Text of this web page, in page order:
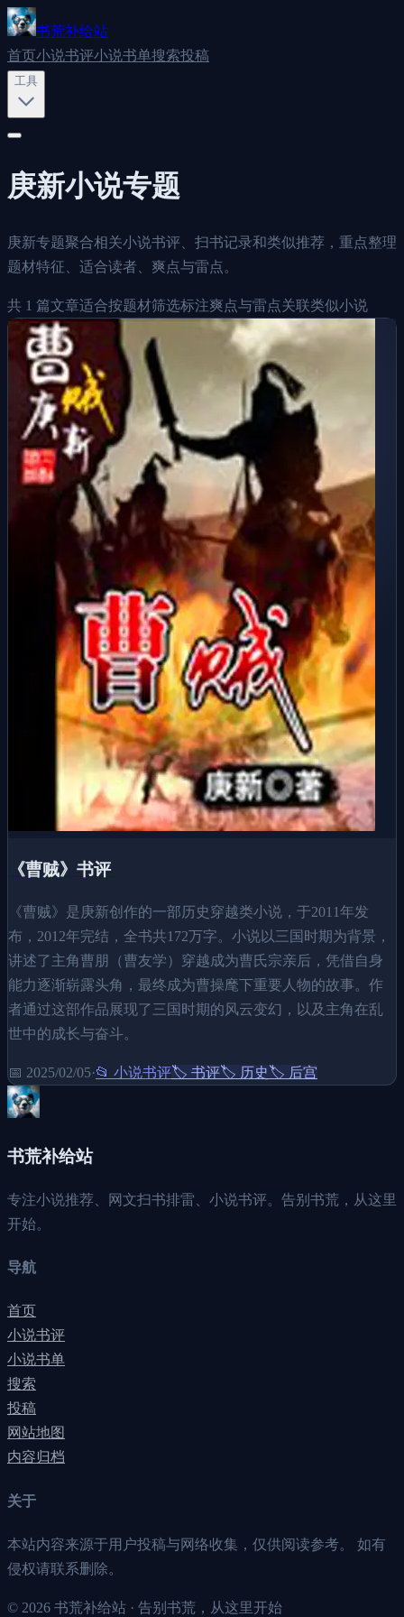
书荒补给站
首页小说书评小说书单搜索投稿
工具
庚新小说专题
庚新专题聚合相关小说书评、扫书记录和类似推荐，重点整理
题材特征、适合读者、爽点与雷点。
共 1 篇文章适合按题材筛选标注爽点与雷点关联类似小说
《曹贼》书评
《曹贼》是庚新创作的一部历史穿越类小说，于2011年发
布，2012年完结，全书共172万字。小说以三国时期为背景，
讲述了主角曹朋（曹友学）穿越成为曹氏宗亲后，凭借自身
能力逐渐崭露头角，最终成为曹操麾下重要人物的故事。作
者通过这部作品展现了三国时期的风云变幻，以及主角在乱
世中的成长与奋斗。
📅 2025/02/05·📂 小说书评🏷️ 书评🏷️ 历史🏷️ 后宫
书荒补给站
专注小说推荐、网文扫书排雷、小说书评。告别书荒，从这里
开始。
导航
首页
小说书评
小说书单
搜索
投稿
网站地图
内容归档
关于
本站内容来源于用户投稿与网络收集，仅供阅读参考。 如有
侵权请联系删除。
© 2026 书荒补给站 · 告别书荒，从这里开始